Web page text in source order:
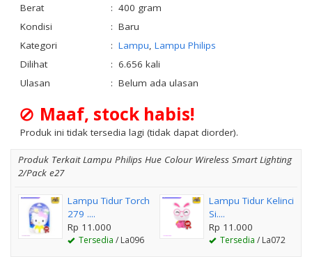
Berat : 400 gram
Kondisi
: Baru
Kategori
: Lampu Lampu Philips
Dilihat
: 6.656 kali
Ulasan
: Belum ada ulasan
Maaf, stock habis!
Produk ini tidak tersedia lagi (tidak dapat diorder).
Produk Terkait Lampu Philips Hue Colour Wireless Smart Lighting
2/Pack e27
Lampu Tidur Torch
279 ....
Rp 11.000
Tersedia / La096
Lampu Tidur Kelinci
Si....
Rp 11.000
Tersedia / La072